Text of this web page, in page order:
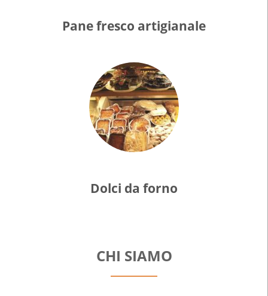
Pane fresco artigianale
Dolci da forno
CHI SIAMO